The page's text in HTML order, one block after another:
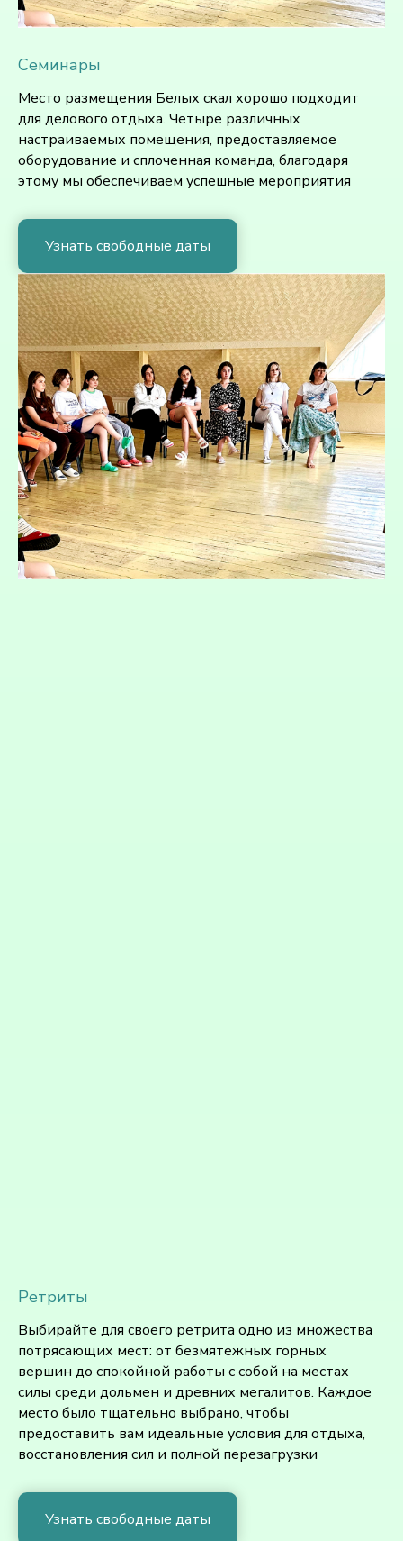
Семинары
Место размещения Белых скал хорошо подходит
для делового отдыха. Четыре различных
настраиваемых помещения, предоставляемое
оборудование и сплоченная команда, благодаря
этому мы обеспечиваем успешные мероприятия
Узнать свободные даты
Ретриты
Выбирайте для своего ретрита одно из множества
потрясающих мест: от безмятежных горных
вершин до спокойной работы с собой на местах
силы среди дольмен и древних мегалитов. Каждое
место было тщательно выбрано, чтобы
предоставить вам идеальные условия для отдыха,
восстановления сил и полной перезагрузки
Узнать свободные даты